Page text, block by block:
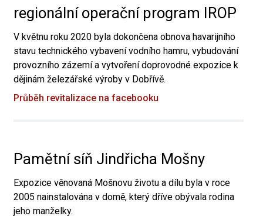
regionální operační program IROP
V květnu roku 2020 byla dokončena obnova havarijního
stavu technického vybavení vodního hamru, vybudování
provozního zázemí a vytvoření doprovodné expozice k
dějinám železářské výroby v Dobřívě.
Průběh revitalizace na facebooku
Pamětní síň Jindřicha Mošny
Expozice věnovaná Mošnovu životu a dílu byla v roce
2005 nainstalována v domě, který dříve obývala rodina
jeho manželky.